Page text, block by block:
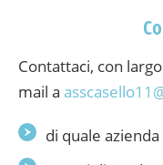
Contattaci, con
mail a
di quale